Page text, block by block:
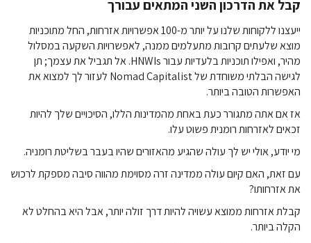
קבל את הדרכוןהשניהמתאים עבורך
ייעצנו ללקוחות שלנו על יותר מ-100 אפשרויות אזרחות, החל מתוכניות
מוצא שלעתים קרובות מתעלמים ממנה, לאפשרויות השקעה במסלול
מהיר, ואפילו תוכניות בלעדיות עבור HNWIs. אל תגביל את עצמך; תן
לגישה הבלתי משוחדת של Nomad Capitalist לעזור לך למצוא את
האפשרות הטובה ביותר.
אז אם אתה מתגורר כעת באחת מהמדינות הללו, הסיכויים שלך להיות
זכאים לאזרחות רומנית פשוט עלו.
מי יודע, אולי יש לך עולה שהגיע מהאזורים שהיו בעבר בשליטת רומניה.
עם זאת, האם קיום עולה ממדינה זרה מסוימת מהווה סיבה מספקת לרכוש
את אזרחותו?
קבלת אזרחות ממוצא עשויה להיות דרך זולה יותר, אבל היא בהחלט לא
הקלה ביותר.